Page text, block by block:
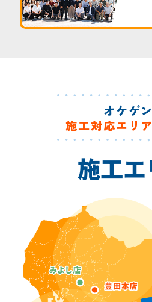
オケゲ
施工対応エリア
施工